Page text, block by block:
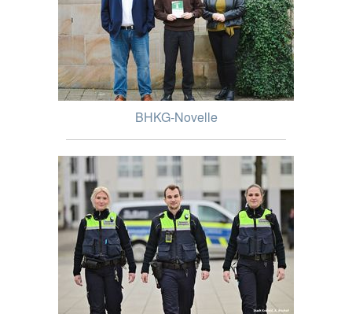
BHKG-Novelle